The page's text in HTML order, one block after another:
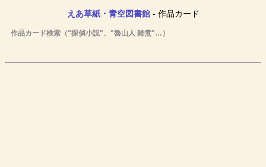
えあ草紙・青空図書館- 作品カード
作品カード検索（"探偵小説"、"魯山人 雑煮"…）